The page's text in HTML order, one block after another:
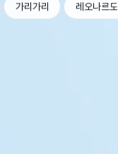
가리가리 레오나르도